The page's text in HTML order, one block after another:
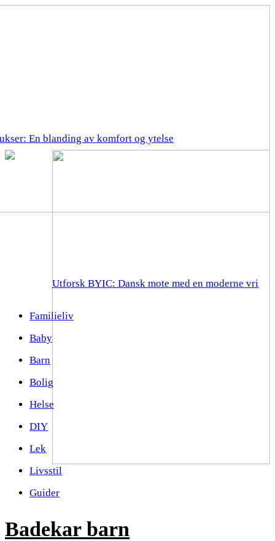
En blanding av komfort og ytelse
Utforsk BYIC: Dansk mote med en moderne vri
Familieliv
Baby
Barn
Bolig
Helse
DIY
Lek
Livsstil
Guider
Badekar barn